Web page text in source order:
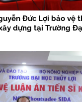
Đức Lợi bảo vệ
dựng tại Trường